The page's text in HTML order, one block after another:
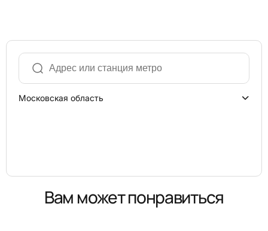
Московская область
Вам может понравиться